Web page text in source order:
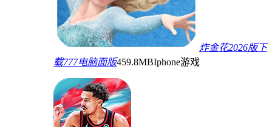
炸金花2026版下
载777电脑面版459.8MBIphone游戏